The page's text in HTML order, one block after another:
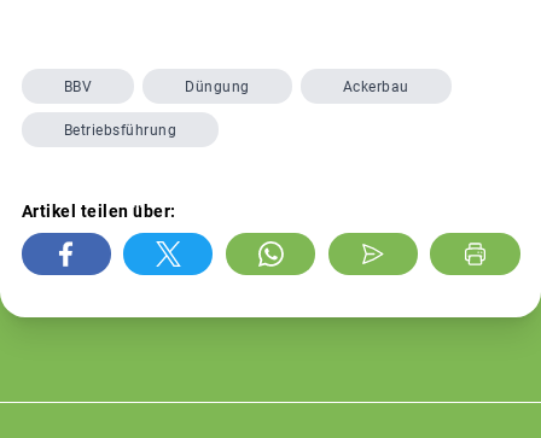
BBV Düngung Ackerbau
Betriebsführung
Artikel teilen über: